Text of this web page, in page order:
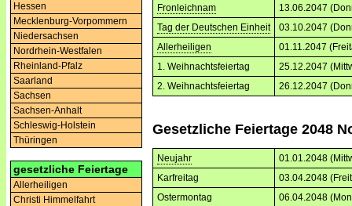
Hessen
Mecklenburg-Vorpommern
Niedersachsen
Nordrhein-Westfalen
Rheinland-Pfalz
Saarland
Sachsen
Sachsen-Anhalt
Schleswig-Holstein
Thüringen
gesetzliche Feiertage
Allerheiligen
Christi Himmelfahrt
Fronleichnam
13.06.2047
Tag der Deutschen Einheit
03.10.2047
Allerheiligen
01.11.2047
1. Weihnachtsfeiertag
25.12.2047
2. Weihnachtsfeiertag
26.12.2047
Gesetzliche Feiertage 2048
Neujahr
01.01.2048
Karfreitag
03.04.2048
Ostermontag
06.04.2048